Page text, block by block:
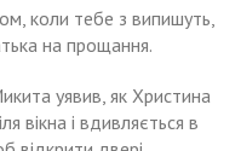
коли тебе з випишуть,
на прощання.
уявив, як Христина
вікна і вдивляється в